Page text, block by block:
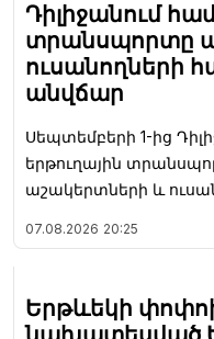
Դիլիջանում
տրանսպորտը
ուսանողների
անվճար
Սեպտեմբերի 1-ից
երթուղային
աշակերտների և
07.08.2026 20:25
Երթևեկի